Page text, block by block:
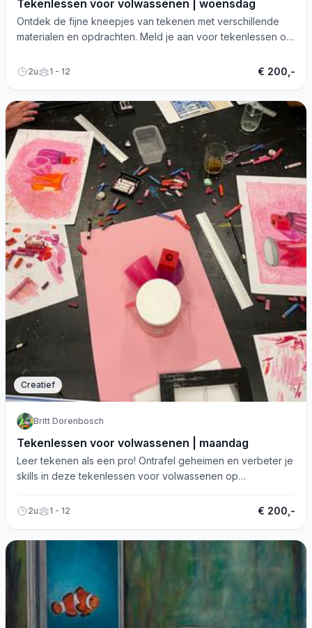
Tekenlessen voor volwassenen | woensdag
Ontdek de fijne kneepjes van tekenen met verschillende
materialen en opdrachten. Meld je aan voor tekenlessen op
2u 1 - 12 € 200,-
Creatief
Britt Dorenbosch
Tekenlessen voor volwassenen | maandag
Leer tekenen als een pro! Ontrafel geheimen en verbeter je
skills in deze tekenlessen voor volwassenen op
2u 1 - 12 € 200,-